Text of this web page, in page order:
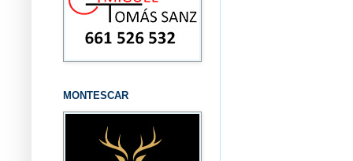
MONTESCAR